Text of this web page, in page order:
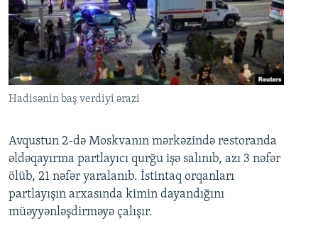
Hadisənin baş verdiyi ərazi
Avqustun 2-də Moskvanın mərkəzində restoranda
əldəqayırma partlayıcı qurğu işə salınıb, azı 3 nəfər
ölüb, 21 nəfər yaralanıb. İstintaq orqanları
partlayışın arxasında kimin dayandığını
müəyyənləşdirməyə çalışır.